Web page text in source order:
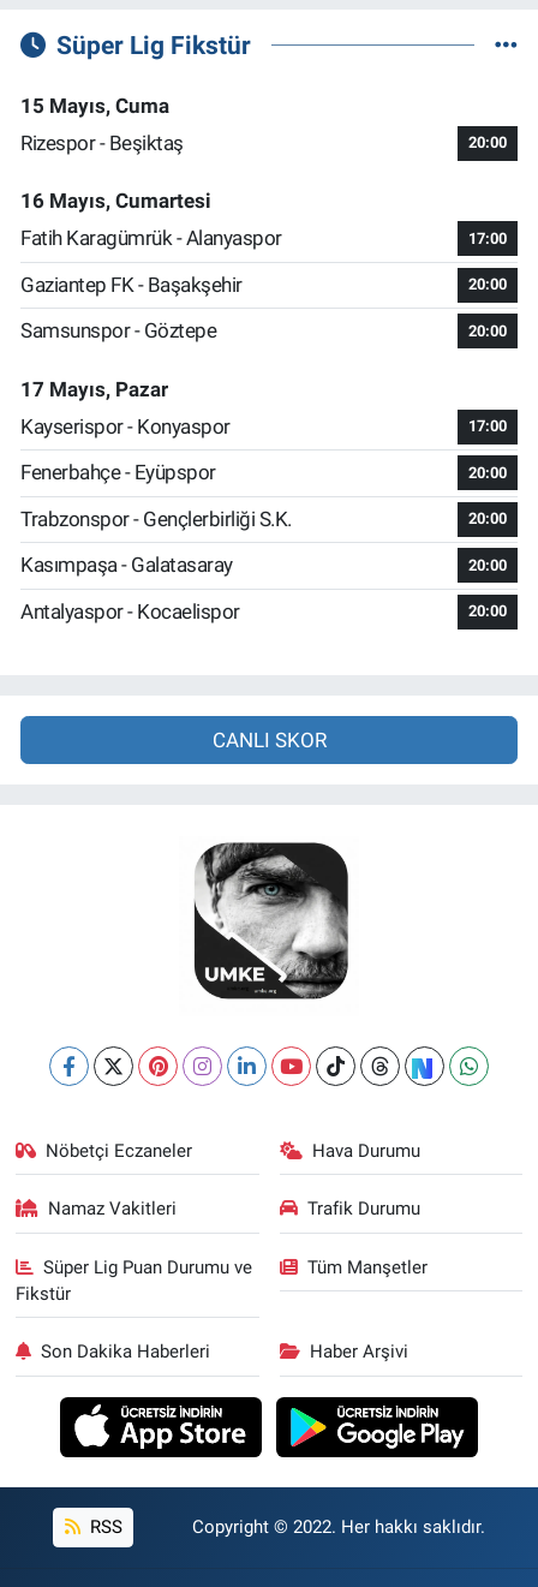
Süper Lig Fikstür
15 Mayıs, Cuma
Rizespor - Beşiktaş
20:00
16 Mayıs, Cumartesi
Fatih Karagümrük - Alanyaspor
17:00
Gaziantep FK - Başakşehir 20:00
Samsunspor - Göztepe 20:00
17 Mayıs, Pazar
Kayserispor - Konyaspor
17:00
Fenerbahçe - Eyüpspor 20:00
Trabzonspor - Gençlerbirliği S.K. 20:00
Kasımpaşa - Galatasaray 20:00
Antalyaspor - Kocaelispor 20:00
CANLI SKOR
Nöbetçi Eczaneler Hava Durumu
Namaz Vakitleri Trafik Durumu
Süper Lig Puan Durumu ve
Fikstür
Tüm Manşetler
Son Dakika Haberleri Haber Arşivi
RSS Copyright © 2022. Her hakkı saklıdır.